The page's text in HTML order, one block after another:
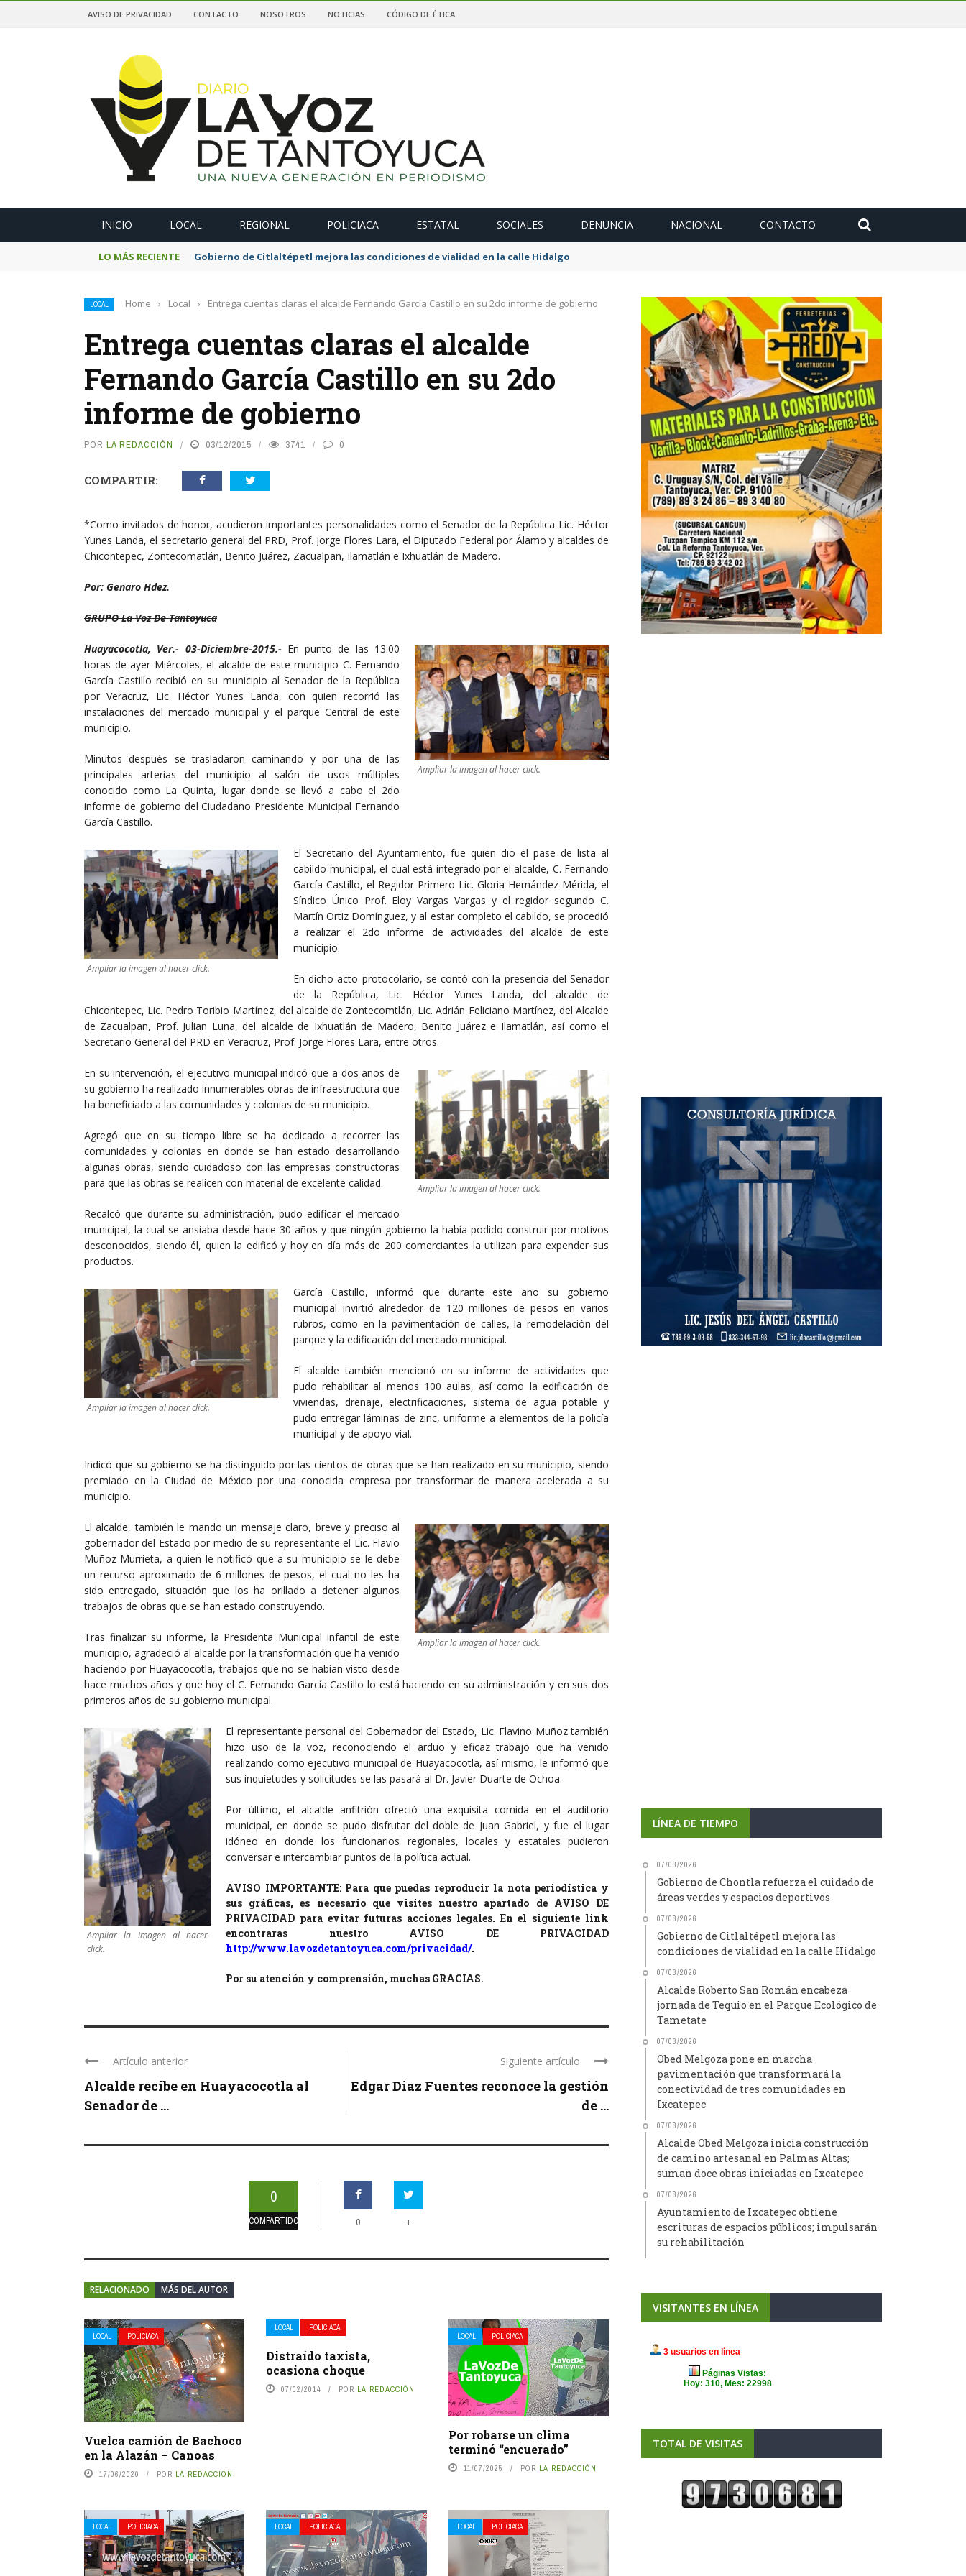
AVISO DE PRIVACIDAD CONTACTO NOSOTROS NOTICIAS CÓDIGO DE ÉTICA
INICIO LOCAL REGIONAL POLICIACA ESTATAL SOCIALES DENUNCIA NACIONAL CONTACTO
LO MÁS RECIENTE Gobierno de Citlaltépetl mejora las condiciones de vialidad en la calle Hidalgo
LOCAL Home › Local › Entrega cuentas claras el alcalde Fernando García Castillo en su 2do informe de gobierno
Entrega cuentas claras el alcalde
Fernando García Castillo en su 2do
informe de gobierno
POR LA REDACCIÓN 03/12/2015 3741 0
COMPARTIR:
*Como invitados de honor, acudieron importantes personalidades como el Senador de la República Lic. Héctor
Yunes Landa, el secretario general del PRD, Prof. Jorge Flores Lara, el Diputado Federal por Álamo y alcaldes de
Chicontepec, Zontecomatlán, Benito Juárez, Zacualpan, Ilamatlán e Ixhuatlán de Madero.
Por: Genaro Hdez.
GRUPO La Voz De Tantoyuca
Ampliar la imagen al hacer click.
Huayacocotla, Ver.- 03-Diciembre-2015.- En punto de las 13:00
horas de ayer Miércoles, el alcalde de este municipio C. Fernando
García Castillo recibió en su municipio al Senador de la República
por Veracruz, Lic. Héctor Yunes Landa, con quien recorrió las
instalaciones del mercado municipal y el parque Central de este
municipio.
Minutos después se trasladaron caminando y por una de las
principales arterias del municipio al salón de usos múltiples
conocido como La Quinta, lugar donde se llevó a cabo el 2do
informe de gobierno del Ciudadano Presidente Municipal Fernando
García Castillo.
Ampliar la imagen al hacer click.
El Secretario del Ayuntamiento, fue quien dio el pase de lista al
cabildo municipal, el cual está integrado por el alcalde, C. Fernando
García Castillo, el Regidor Primero Lic. Gloria Hernández Mérida, el
Síndico Único Prof. Eloy Vargas Vargas y el regidor segundo C.
Martín Ortiz Domínguez, y al estar completo el cabildo, se procedió
a realizar el 2do informe de actividades del alcalde de este
municipio.
En dicho acto protocolario, se contó con la presencia del Senador
de la República, Lic. Héctor Yunes Landa, del alcalde de
Chicontepec, Lic. Pedro Toribio Martínez, del alcalde de Zontecomtlán, Lic. Adrián Feliciano Martínez, del Alcalde
de Zacualpan, Prof. Julian Luna, del alcalde de Ixhuatlán de Madero, Benito Juárez e Ilamatlán, así como el
Secretario General del PRD en Veracruz, Prof. Jorge Flores Lara, entre otros.
Ampliar la imagen al hacer click.
En su intervención, el ejecutivo municipal indicó que a dos años de
su gobierno ha realizado innumerables obras de infraestructura que
ha beneficiado a las comunidades y colonias de su municipio.
Agregó que en su tiempo libre se ha dedicado a recorrer las
comunidades y colonias en donde se han estado desarrollando
algunas obras, siendo cuidadoso con las empresas constructoras
para que las obras se realicen con material de excelente calidad.
Recalcó que durante su administración, pudo edificar el mercado
municipal, la cual se ansiaba desde hace 30 años y que ningún gobierno la había podido construir por motivos
desconocidos, siendo él, quien la edificó y hoy en día más de 200 comerciantes la utilizan para expender sus
productos.
Ampliar la imagen al hacer click.
García Castillo, informó que durante este año su gobierno
municipal invirtió alrededor de 120 millones de pesos en varios
rubros, como en la pavimentación de calles, la remodelación del
parque y la edificación del mercado municipal.
El alcalde también mencionó en su informe de actividades que
pudo rehabilitar al menos 100 aulas, así como la edificación de
viviendas, drenaje, electrificaciones, sistema de agua potable y
pudo entregar láminas de zinc, uniforme a elementos de la policía
municipal y de apoyo vial.
Indicó que su gobierno se ha distinguido por las cientos de obras que se han realizado en su municipio, siendo
premiado en la Ciudad de México por una conocida empresa por transformar de manera acelerada a su
municipio.
Ampliar la imagen al hacer click.
El alcalde, también le mando un mensaje claro, breve y preciso al
gobernador del Estado por medio de su representante el Lic. Flavio
Muñoz Murrieta, a quien le notificó que a su municipio se le debe
un recurso aproximado de 6 millones de pesos, el cual no les ha
sido entregado, situación que los ha orillado a detener algunos
trabajos de obras que se han estado construyendo.
Tras finalizar su informe, la Presidenta Municipal infantil de este
municipio, agradeció al alcalde por la transformación que ha venido
haciendo por Huayacocotla, trabajos que no se habían visto desde
hace muchos años y que hoy el C. Fernando García Castillo lo está haciendo en su administración y en sus dos
primeros años de su gobierno municipal.
Ampliar la imagen al hacer
click.
El representante personal del Gobernador del Estado, Lic. Flavino Muñoz también
hizo uso de la voz, reconociendo el arduo y eficaz trabajo que ha venido
realizando como ejecutivo municipal de Huayacocotla, así mismo, le informó que
sus inquietudes y solicitudes se las pasará al Dr. Javier Duarte de Ochoa.
Por último, el alcalde anfitrión ofreció una exquisita comida en el auditorio
municipal, en donde se pudo disfrutar del doble de Juan Gabriel, y fue el lugar
idóneo en donde los funcionarios regionales, locales y estatales pudieron
conversar e intercambiar puntos de la política actual.
AVISO IMPORTANTE: Para que puedas reproducir la nota periodística y
sus gráficas, es necesario que visites nuestro apartado de AVISO DE
PRIVACIDAD para evitar futuras acciones legales. En el siguiente link
encontraras nuestro AVISO DE PRIVACIDAD
http://www.lavozdetantoyuca.com/privacidad/.
Por su atención y comprensión, muchas GRACIAS.
Artículo anterior
Alcalde recibe en Huayacocotla al
Senador de ...
Siguiente artículo
Edgar Diaz Fuentes reconoce la gestión
de ...
0
COMPARTIDOS 0 +
RELACIONADO MÁS DEL AUTOR
LOCAL POLICIACA
Vuelca camión de Bachoco
en la Alazán – Canoas
17/06/2020 POR LA REDACCIÓN
LOCAL POLICIACA
Distraído taxista,
ocasiona choque
07/02/2014 POR LA REDACCIÓN
LOCAL POLICIACA
Por robarse un clima
terminó “encuerado”
11/07/2025 POR LA REDACCIÓN
LOCAL POLICIACA LOCAL POLICIACA LOCAL POLICIACA
LÍNEA DE TIEMPO
07/08/2026
Gobierno de Chontla refuerza el cuidado de
áreas verdes y espacios deportivos
07/08/2026
Gobierno de Citlaltépetl mejora las
condiciones de vialidad en la calle Hidalgo
07/08/2026
Alcalde Roberto San Román encabeza
jornada de Tequio en el Parque Ecológico de
Tametate
07/08/2026
Obed Melgoza pone en marcha
pavimentación que transformará la
conectividad de tres comunidades en
Ixcatepec
07/08/2026
Alcalde Obed Melgoza inicia construcción
de camino artesanal en Palmas Altas;
suman doce obras iniciadas en Ixcatepec
07/08/2026
Ayuntamiento de Ixcatepec obtiene
escrituras de espacios públicos; impulsarán
su rehabilitación
VISITANTES EN LÍNEA
TOTAL DE VISITAS